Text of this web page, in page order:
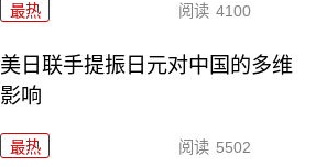
最热 阅读 4100
美日联手提振日元对中国的多维
影响
最热 阅读 5502